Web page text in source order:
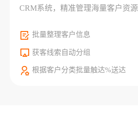
CRM系统，精准管理海量客户资源
批量整理客户信息
获客线索自动分组
根据客户分类批量触达%送达